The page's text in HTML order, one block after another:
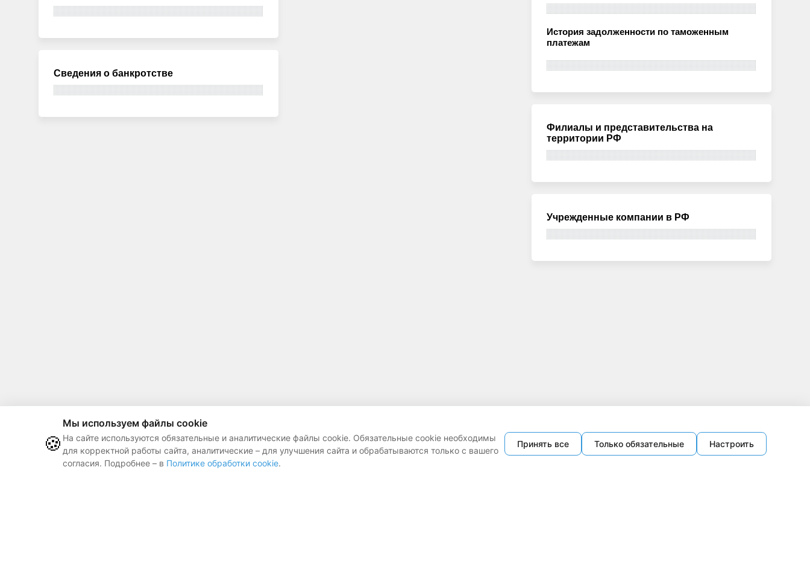
Сведения о банкротстве
История задолженности по таможенным
платежам
Филиалы и представительства на
территории РФ
Учрежденные компании в РФ
🍪
Мы используем файлы cookie
На сайте используются обязательные и аналитические файлы cookie. Обязательные cookie необходимы
для корректной работы сайта, аналитические – для улучшения сайта и обрабатываются только с вашего
согласия. Подробнее – в Политике обработки cookie.
Принять все Только обязательные Настроить